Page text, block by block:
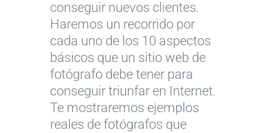
conseguir nuevos clientes.
Haremos un recorrido por
cada uno de los 10 aspectos
básicos que un sitio web de
fotógrafo debe tener para
conseguir triunfar en Internet.
Te mostraremos ejemplos
reales de fotógrafos que
o
t
o
g
r
a
f
í
e
p
o
r
t
i
v
o
c
i
n
d
i
b
l
e
a
t
i
s
y
s
i
n